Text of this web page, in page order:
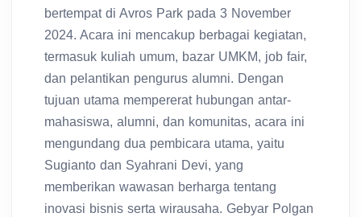
bertempat di Avros Park pada 3 November
2024. Acara ini mencakup berbagai kegiatan,
termasuk kuliah umum, bazar UMKM, job fair,
dan pelantikan pengurus alumni. Dengan
tujuan utama mempererat hubungan antar-
mahasiswa, alumni, dan komunitas, acara ini
mengundang dua pembicara utama, yaitu
Sugianto dan Syahrani Devi, yang
memberikan wawasan berharga tentang
inovasi bisnis serta wirausaha. Gebyar Polgan